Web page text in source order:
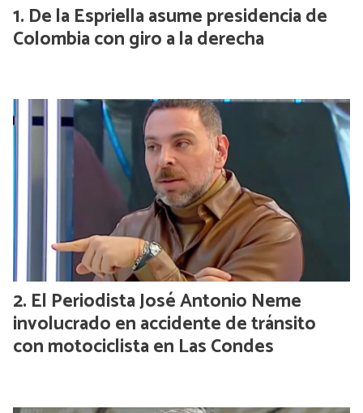
De la Espriella asume presidencia de
Colombia con giro a la derecha
El Periodista José Antonio Neme
involucrado en accidente de tránsito
con motociclista en Las Condes